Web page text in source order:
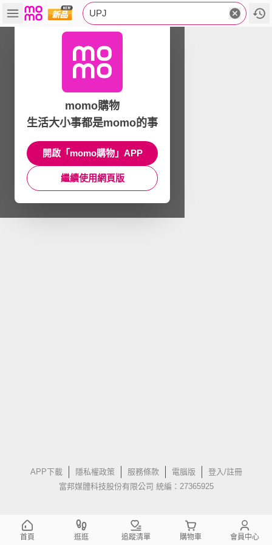
UPJ
APP下載 隱私權政策 服務條款 電腦版
登入/註冊
富邦媒體科技股份有限公司 統編：27365925
momo購物
生活大小事都是momo的事
開啟「momo購物」APP
繼續使用網頁版
首頁 逛逛 追蹤清單 購物車 會員中心